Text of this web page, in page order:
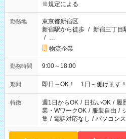
※規定による
勤務地
東京都新宿区
新宿駅から徒歩 / 新宿三丁目
/ …
物流企業
勤務時間 9:00～18:00
期間 即日～OK！ 1日～働けます＾
特徴 週1日からOK / 日払いOK / 履
業・WワークOK / 服装自由 /
集 / 電話対応なし / パソコン